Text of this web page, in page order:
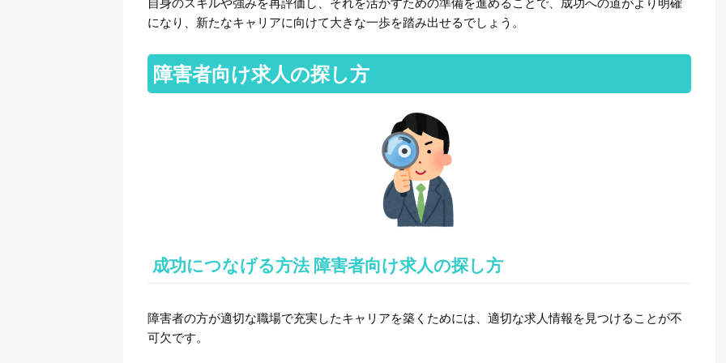
自身のスキルや強みを再評価し、それを活かすための準備を進めることで、成功への道がより明確
になり、新たなキャリアに向けて大きな一歩を踏み出せるでしょう。
障害者向け求人の探し方
成功につなげる方法 障害者向け求人の探し方
障害者の方が適切な職場で充実したキャリアを築くためには、適切な求人情報を見つけることが不
可欠です。